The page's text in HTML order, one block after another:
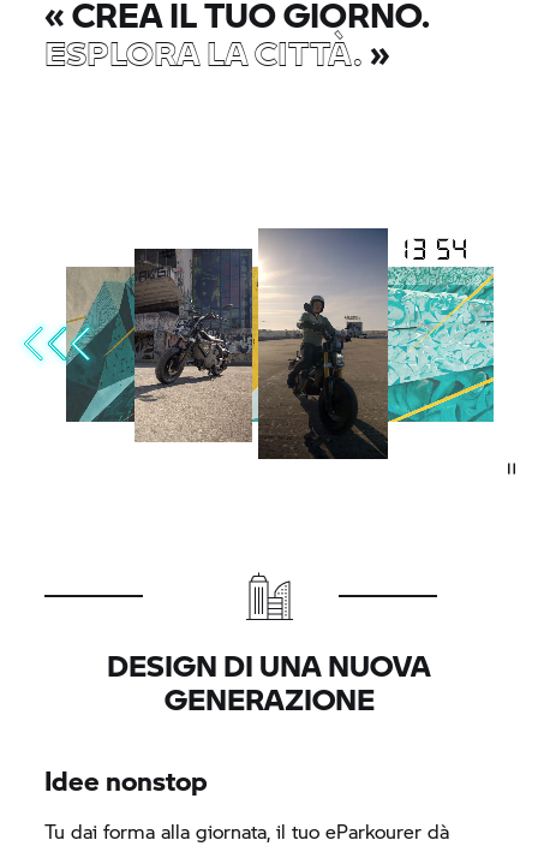
«CREA IL TUO GIORNO.
ESPLORA LA CITTÀ.»
DESIGN DI UNA NUOVA
GENERAZIONE
Idee nonstop
Tu dai forma alla giornata, il tuo eParkourer dà